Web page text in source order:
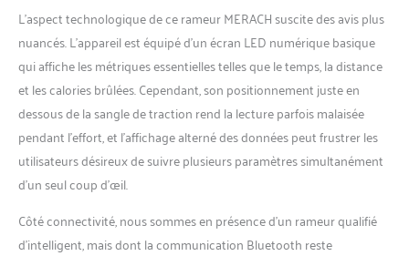
L’aspect technologique de ce rameur MERACH suscite des avis plus
nuancés. L’appareil est équipé d’un écran LED numérique basique
qui affiche les métriques essentielles telles que le temps, la distance
et les calories brûlées. Cependant, son positionnement juste en
dessous de la sangle de traction rend la lecture parfois malaisée
pendant l’effort, et l’affichage alterné des données peut frustrer les
utilisateurs désireux de suivre plusieurs paramètres simultanément
d’un seul coup d’œil.
Côté connectivité, nous sommes en présence d’un rameur qualifié
d’intelligent, mais dont la communication Bluetooth reste